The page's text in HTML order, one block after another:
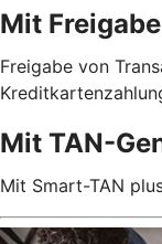
Mit
Freigabe von
Mit TAN-
Mit Smart-TAN